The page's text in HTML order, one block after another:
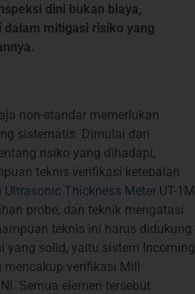
dini bukan biaya,
mitigasi risiko yang
non-standar memerlukan
sistematis. Dimulai dari
risiko yang dihadapi,
teknis verifikasi ketebalan
Ultrasonic Thickness Meter UT-1M
probe, dan teknik mengatasi
teknis ini harus didukung
yang solid, yaitu sistem Incoming
mencakup verifikasi Mill
Semua elemen tersebut